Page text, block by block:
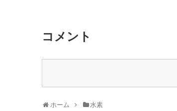
コメント
ホーム 水素